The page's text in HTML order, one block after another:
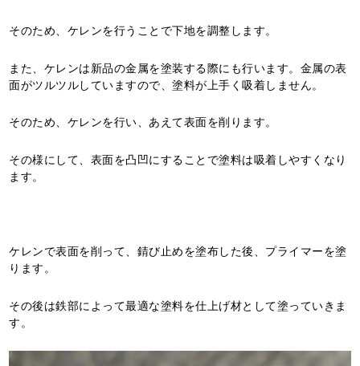
そのため、ケレンを行うことで下地を調整します。
また、ケレンは新品の金属を塗装する際にも行います。金属の表
面がツルツルしていますので、塗料が上手く吸着しません。
そのため、ケレンを行い、あえて表面を削ります。
その様にして、表面を凸凹にすることで塗料は吸着しやすくなり
ます。
ケレンで表面を削って、錆び止めを塗布した後、プライマーを塗
ります。
その後は鉄部によって最適な塗料を仕上げ材として塗っていきま
す。